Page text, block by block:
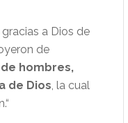
a Dios de
de
hombres,
de Dios, la cual